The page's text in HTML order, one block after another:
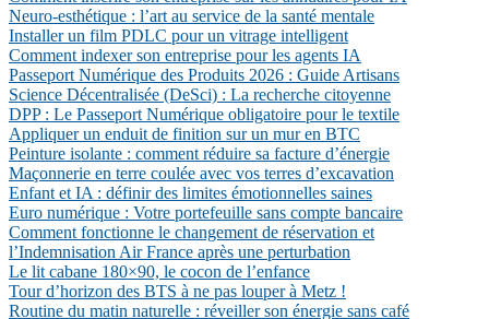
Neuro-esthétique : l’art au service de la santé mentale
Installer un film PDLC pour un vitrage intelligent
Comment indexer son entreprise pour les agents IA
Passeport Numérique des Produits 2026 : Guide Artisans
Science Décentralisée (DeSci) : La recherche citoyenne
DPP : Le Passeport Numérique obligatoire pour le textile
Appliquer un enduit de finition sur un mur en BTC
Peinture isolante : comment réduire sa facture d’énergie
Maçonnerie en terre coulée avec vos terres d’excavation
Enfant et IA : définir des limites émotionnelles saines
Euro numérique : Votre portefeuille sans compte bancaire
Comment fonctionne le changement de réservation et
l’Indemnisation Air France après une perturbation
Le lit cabane 180×90, le cocon de l’enfance
Tour d’horizon des BTS à ne pas louper à Metz !
Routine du matin naturelle : réveiller son énergie sans café